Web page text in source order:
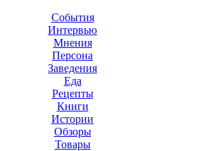
События
Интервью
Мнения
Персона
Заведения
Еда
Рецепты
Книги
Истории
Обзоры
Товары